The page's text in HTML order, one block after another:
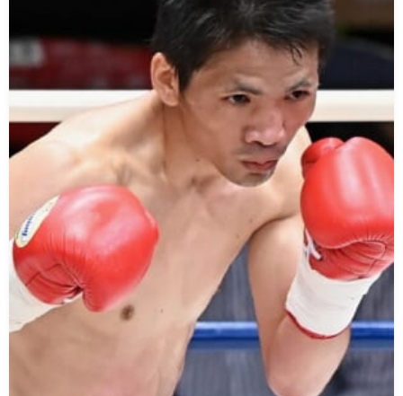
い
て
情
報
合
情
報・
果
選
手
情
ト
レ
ナ
入
練
生
ム
練
お
い